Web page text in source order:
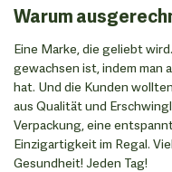
Warum
Eine Marke, die geliebt
gewachsen ist, indem man
hat. Und die Kunden
aus Qualität und
Verpackung, eine
Einzigartigkeit im Regal.
Gesundheit! Jeden Tag!